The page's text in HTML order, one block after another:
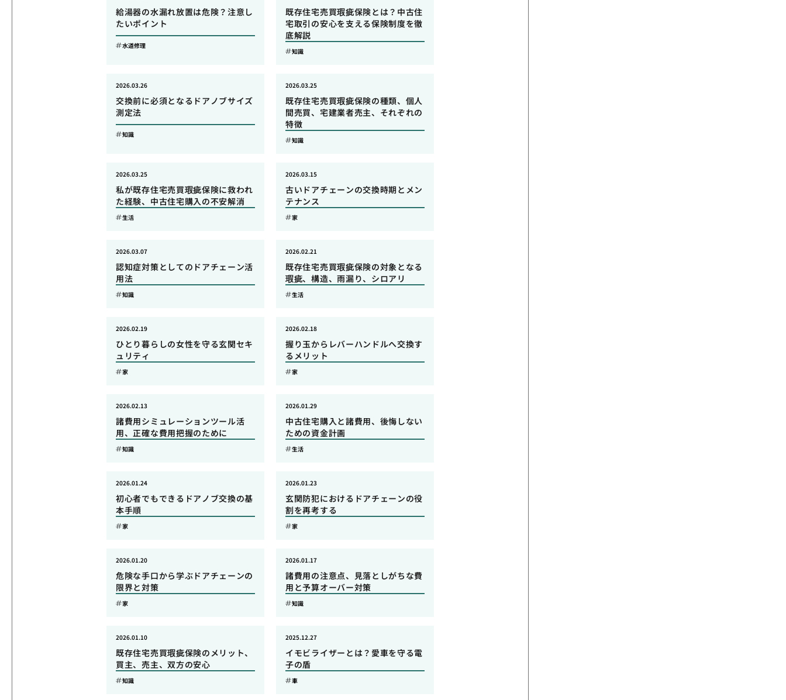
給湯器の水漏れ放置は危険？注意し
たいポイント
水道修理
既存住宅売買瑕疵保険とは？中古住
宅取引の安心を支える保険制度を徹
底解説
知識
交換前に必須となるドアノブサイズ
測定法
2026.03.26
知識
既存住宅売買瑕疵保険の種類、個人
間売買、宅建業者売主、それぞれの
特徴
2026.03.25
知識
私が既存住宅売買瑕疵保険に救われ
た経験、中古住宅購入の不安解消
2026.03.25
生活
古いドアチェーンの交換時期とメン
テナンス
2026.03.15
家
認知症対策としてのドアチェーン活
用法
2026.03.07
知識
既存住宅売買瑕疵保険の対象となる
瑕疵、構造、雨漏り、シロアリ
2026.02.21
生活
ひとり暮らしの女性を守る玄関セキ
ュリティ
2026.02.19
家
握り玉からレバーハンドルへ交換す
るメリット
2026.02.18
家
諸費用シミュレーションツール活
用、正確な費用把握のために
2026.02.13
知識
中古住宅購入と諸費用、後悔しない
ための資金計画
2026.01.29
生活
初心者でもできるドアノブ交換の基
本手順
2026.01.24
家
玄関防犯におけるドアチェーンの役
割を再考する
2026.01.23
家
危険な手口から学ぶドアチェーンの
限界と対策
2026.01.20
家
諸費用の注意点、見落としがちな費
用と予算オーバー対策
2026.01.17
知識
既存住宅売買瑕疵保険のメリット、
買主、売主、双方の安心
2026.01.10
知識
イモビライザーとは？愛車を守る電
子の盾
2025.12.27
車